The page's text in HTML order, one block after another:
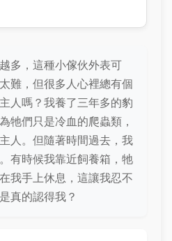
多，這種小傢伙外表可
難，但很多人心裡總有個
人嗎？我養了三年多的豹
牠們只是冷血的爬蟲類，
人。但隨著時間過去，我
有時候我靠近飼養箱，牠
我手上休息，這讓我忍不
真的認得我？